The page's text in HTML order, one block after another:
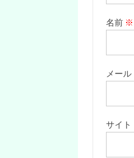
名前 ※
メール
サイト